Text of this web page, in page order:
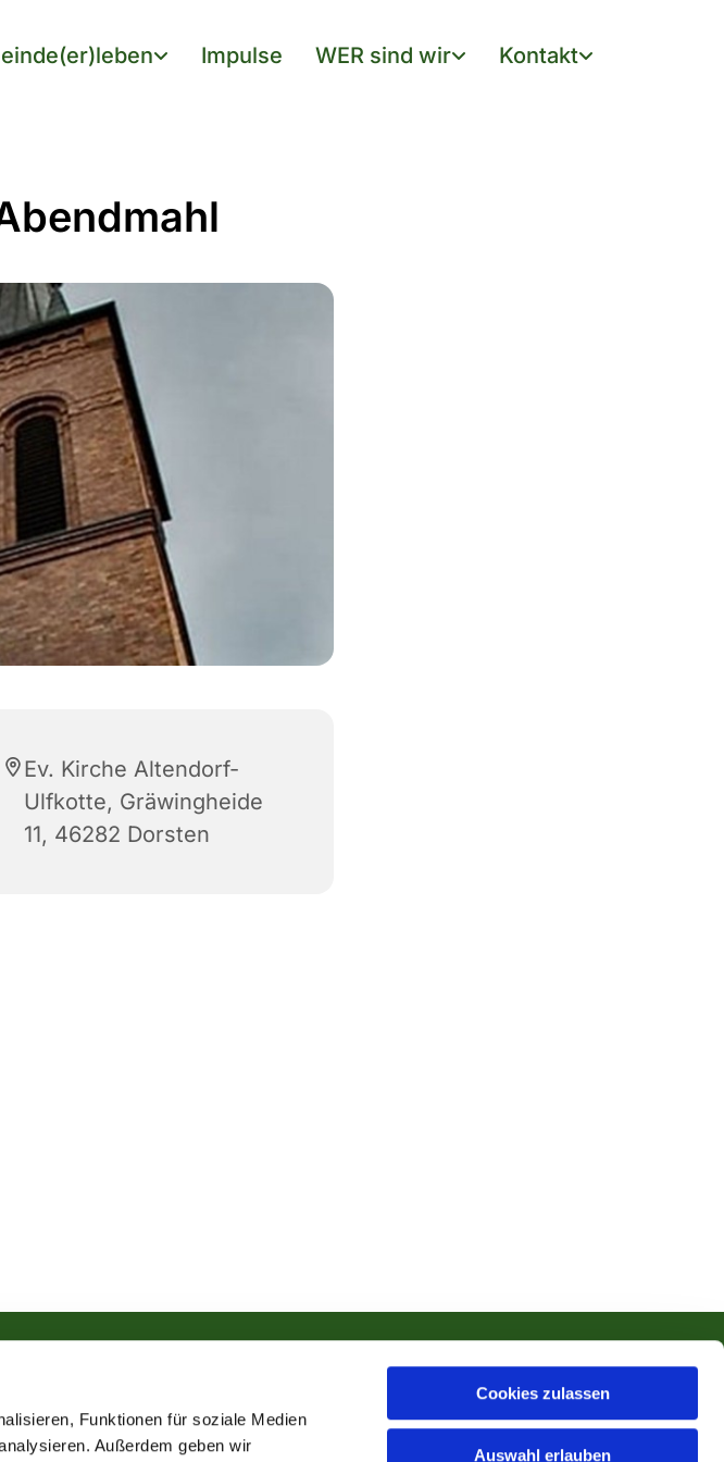
Funktionen für soziale Medien
Außerdem geben wir
Cookies zulassen
Auswahl erlauben
Impulse WER sind wir
Kontakt
Ev. Kirche Altendorf-
Ulfkotte, Gräwingheide
11, 46282 Dorsten